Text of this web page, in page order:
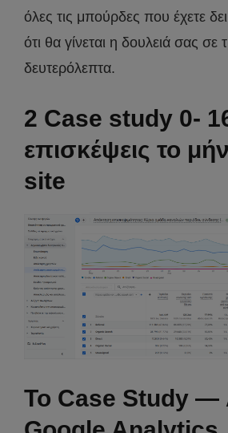
όλες τις μπούρδες που έχετε δει
ότι θα γίνεται η δουλειά σας σε
δευτερόλεπτα.
2 Case study 0-
επισκέψεις το
site
Το Case Study —